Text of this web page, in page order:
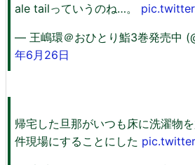
ale tailっていうのね…。
— 王嶋環＠おひとり鮨3巻発売中
年6月26日
帰宅した旦那がいつも床に洗濯物
件現場にすることにした